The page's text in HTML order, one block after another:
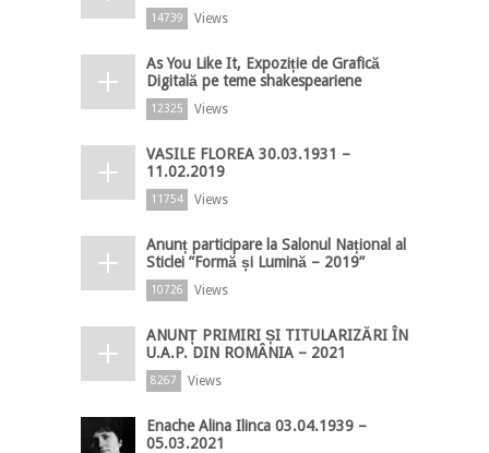
14739 Views
As You Like It, Expoziție de Grafică
Digitală pe teme shakespeariene
12325 Views
VASILE FLOREA 30.03.1931 –
11.02.2019
11754 Views
Anunț participare la Salonul Național al
Sticlei ”Formă și Lumină – 2019”
10726 Views
ANUNȚ PRIMIRI ȘI TITULARIZĂRI ÎN
U.A.P. DIN ROMÂNIA – 2021
8267 Views
Enache Alina Ilinca 03.04.1939 –
05.03.2021